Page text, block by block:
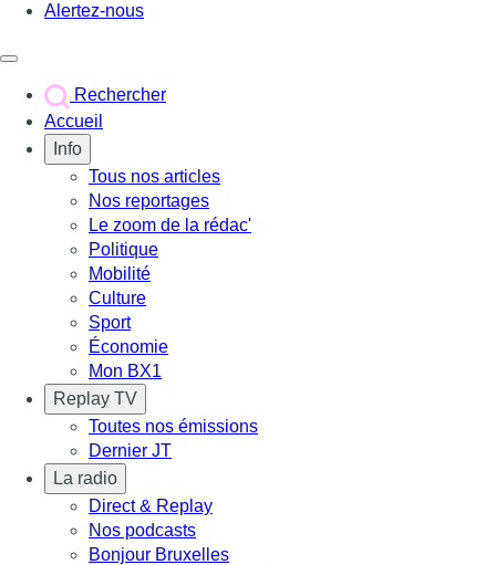
Alertez-nous
Rechercher
Accueil
Info
Tous nos articles
Nos reportages
Le zoom de la rédac'
Politique
Mobilité
Culture
Sport
Économie
Mon BX1
Replay TV
Toutes nos émissions
Dernier JT
La radio
Direct & Replay
Nos podcasts
Bonjour Bruxelles